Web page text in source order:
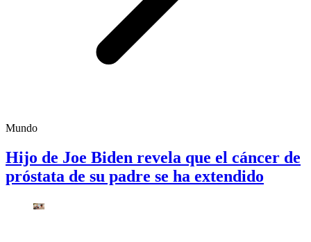
Mundo
Hijo de Joe Biden revela que el cáncer de
próstata de su padre se ha extendido